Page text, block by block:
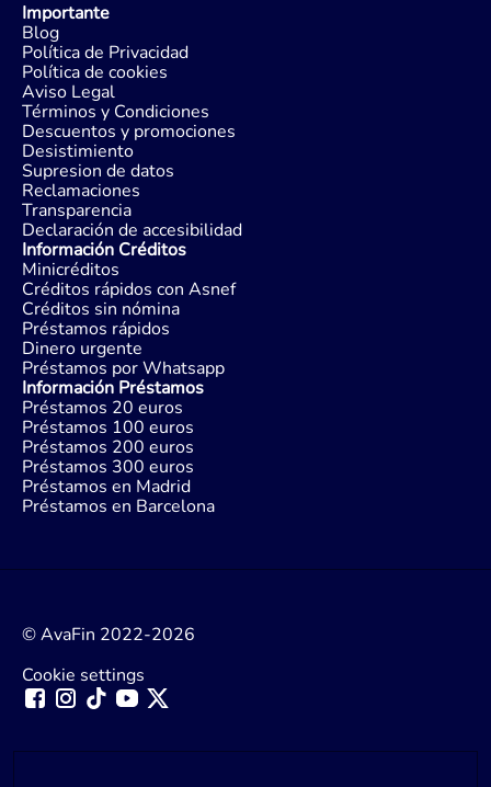
Importante
Blog
Política de Privacidad
Política de cookies
Aviso Legal
Términos y Condiciones
Descuentos y promociones
Desistimiento
Supresion de datos
Reclamaciones
Transparencia
Declaración de accesibilidad
Información Créditos
Minicréditos
Créditos rápidos con Asnef
Créditos sin nómina
Préstamos rápidos
Dinero urgente
Préstamos por Whatsapp
Información Préstamos
Préstamos 20 euros
Préstamos 100 euros
Préstamos 200 euros
Préstamos 300 euros
Préstamos en Madrid
Préstamos en Barcelona
© AvaFin 2022-2026
Cookie settings